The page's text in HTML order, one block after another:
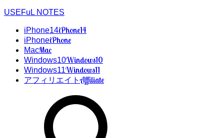
USEFuL NOTES
iPhone14iPhone14
iPhoneiPhone
MacMac
Windows10Windows10
Windows11Windows11
アフィリエイトAffiliate